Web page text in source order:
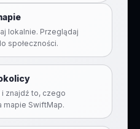
lokalnie. Przeglądaj
społeczności.
znajdź to, czego
mapie SwiftMap.